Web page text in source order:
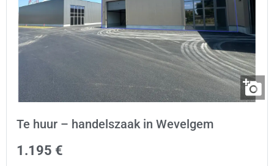
Te huur – handelszaak in Wevelgem
1.195 €